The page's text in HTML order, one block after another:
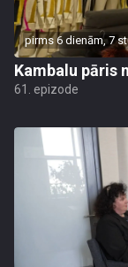
pirms 6 dienām, 7
Kambalu pāris
61. epizode